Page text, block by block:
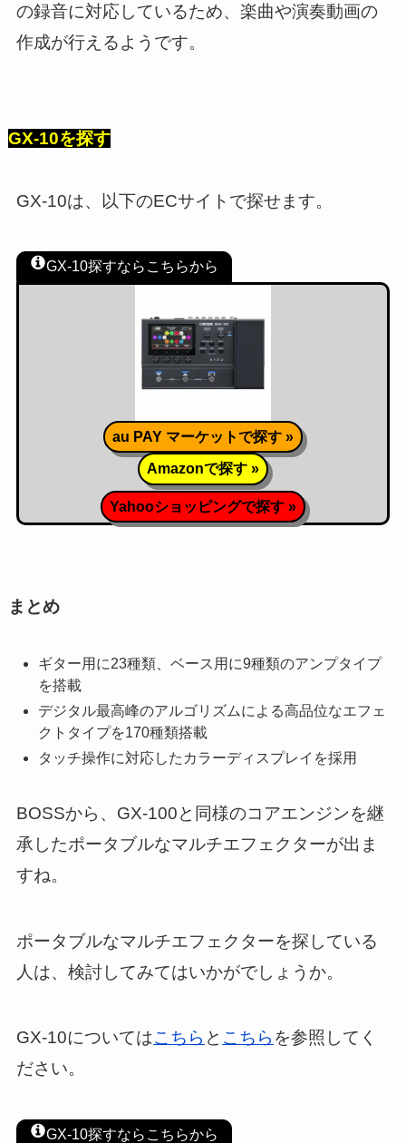
の録音に対応しているため、楽曲や演奏動画の
作成が行えるようです。
GX-10を探す
GX-10は、以下のECサイトで探せます。
GX-10探すならこちらから
au PAY マーケットで探す »
Amazonで探す »
Yahooショッピングで探す »
まとめ
ギター用に23種類、ベース用に9種類のアンプタイプ
を搭載
デジタル最高峰のアルゴリズムによる高品位なエフェ
クトタイプを170種類搭載
タッチ操作に対応したカラーディスプレイを採用
BOSSから、GX-100と同様のコアエンジンを継
承したポータブルなマルチエフェクターが出ま
すね。
ポータブルなマルチエフェクターを探している
人は、検討してみてはいかがでしょうか。
GX-10についてはこちら と こちら を参照してく
ださい。
GX-10探すならこちらから